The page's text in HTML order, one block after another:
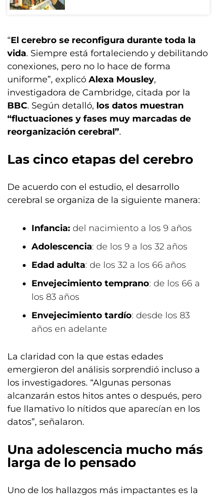
“El cerebro se reconfigura durante toda la
vida. Siempre está fortaleciendo y debilitando
conexiones, pero no lo hace de forma
uniforme”, explicó Alexa Mousley,
investigadora de Cambridge, citada por la
BBC. Según detalló, los datos muestran
“fluctuaciones y fases muy marcadas de
reorganización cerebral”.
Las cinco etapas del cerebro
De acuerdo con el estudio, el desarrollo
cerebral se organiza de la siguiente manera:
Infancia: del nacimiento a los 9 años
Adolescencia: de los 9 a los 32 años
Edad adulta: de los 32 a los 66 años
Envejecimiento temprano: de los 66 a
los 83 años
Envejecimiento tardío: desde los 83
años en adelante
La claridad con la que estas edades
emergieron del análisis sorprendió incluso a
los investigadores. “Algunas personas
alcanzarán estos hitos antes o después, pero
fue llamativo lo nítidos que aparecían en los
datos”, señalaron.
Una adolescencia mucho más
larga de lo pensado
Uno de los hallazgos más impactantes es la